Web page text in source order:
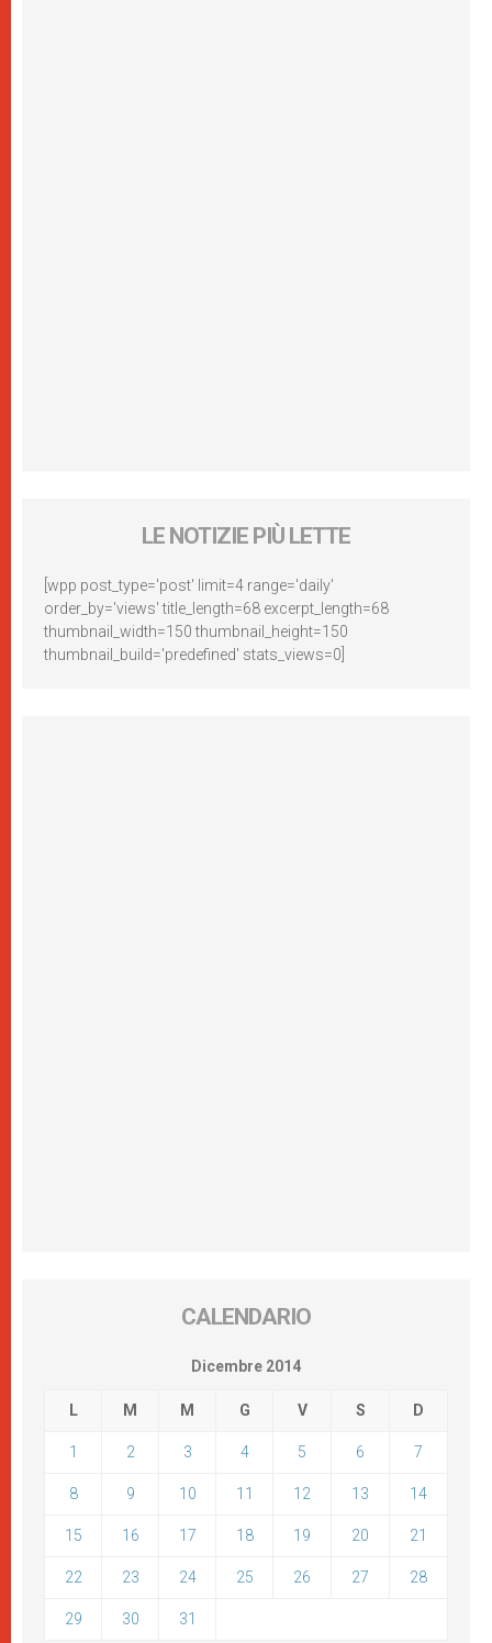
LE NOTIZIE PIÙ LETTE
[wpp post_type='post' limit=4 range='daily'
order_by='views' title_length=68 excerpt_length=68
thumbnail_width=150 thumbnail_height=150
thumbnail_build='predefined' stats_views=0]
CALENDARIO
Dicembre 2014
L M M G V S D
1 2 3 4 5 6 7
8 9 10 11 12 13 14
15 16 17 18 19 20 21
22 23 24 25 26 27 28
29 30 31